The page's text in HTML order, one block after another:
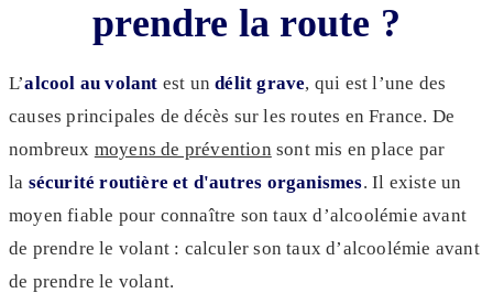
prendre la route ?
L’alcool au volant est undélit grave, qui est l’une des
causes principales de décès sur les routes en France. De
nombreux moyens de prévention sont mis en place par
la sécurité routière et d'autres organismes. Il existe un
moyen fiable pour connaître son taux d’alcoolémie avant
de prendre le volant : calculer son taux d’alcoolémie avant
de prendre le volant.